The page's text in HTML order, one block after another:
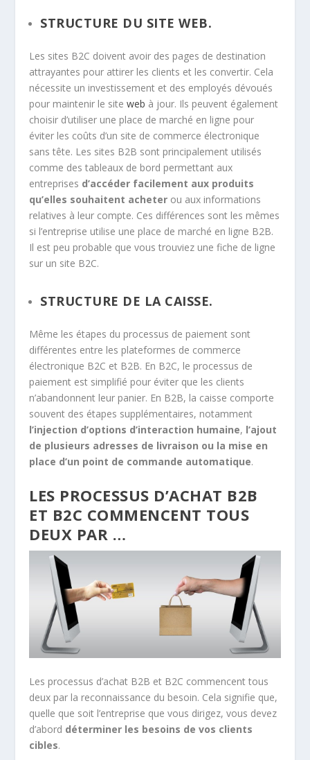
STRUCTURE DU SITE WEB.
Les sites B2C doivent avoir des pages de destination
attrayantes pour attirer les clients et les convertir. Cela
nécessite un investissement et des employés dévoués
pour maintenir le siteweb à jour. Ils peuvent également
choisir d’utiliser une place de marché en ligne pour
éviter les coûts d’un site de commerce électronique
sans tête. Les sites B2B sont principalement utilisés
comme des tableaux de bord permettant aux
entreprises d’accéder facilement aux produits
qu’elles souhaitent acheter ou aux informations
relatives à leur compte. Ces différences sont les mêmes
si l’entreprise utilise une place de marché en ligne B2B.
Il est peu probable que vous trouviez une fiche de ligne
sur un site B2C.
STRUCTURE DE LA CAISSE.
Même les étapes du processus de paiement sont
différentes entre les plateformes de commerce
électronique B2C et B2B. En B2C, le processus de
paiement est simplifié pour éviter que les clients
n’abandonnent leur panier. En B2B, la caisse comporte
souvent des étapes supplémentaires, notamment
l’injection d’options d’interaction humaine, l’ajout
de plusieurs adresses de livraison ou la mise en
place d’un point de commande automatique.
LES PROCESSUS D’ACHAT B2B
ET B2C COMMENCENT TOUS
DEUX PAR …
Les processus d’achat B2B et B2C commencent tous
deux par la reconnaissance du besoin. Cela signifie que,
quelle que soit l’entreprise que vous dirigez, vous devez
d’abord déterminer les besoins de vos clients
cibles.